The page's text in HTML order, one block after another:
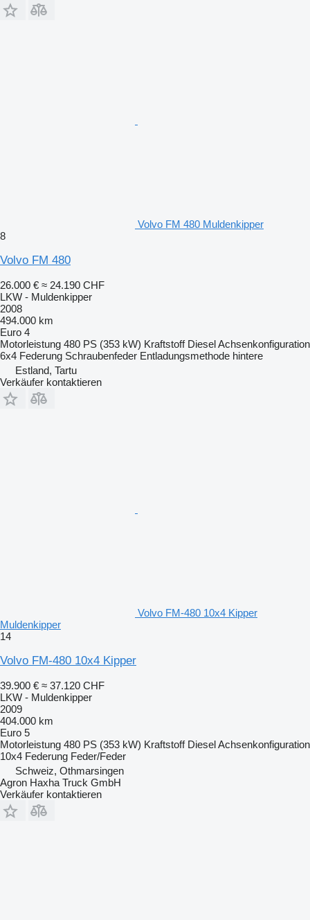
Volvo FM 480 Muldenkipper
8
Volvo FM 480
26.000 € ≈ 24.190 CHF
LKW - Muldenkipper
2008
494.000 km
Euro 4
Motorleistung 480 PS (353 kW) Kraftstoff DieselAchsenkonfiguration
6x4 Federung Schraubenfeder Entladungsmethode hintere
Estland, Tartu
Verkäufer kontaktieren
Volvo FM-480 10x4 Kipper
Muldenkipper
14
Volvo FM-480 10x4 Kipper
39.900 € ≈ 37.120 CHF
LKW - Muldenkipper
2009
404.000 km
Euro 5
Motorleistung 480 PS (353 kW) Kraftstoff DieselAchsenkonfiguration
10x4 Federung Feder/Feder
Schweiz, Othmarsingen
Agron Haxha Truck GmbH
Verkäufer kontaktieren